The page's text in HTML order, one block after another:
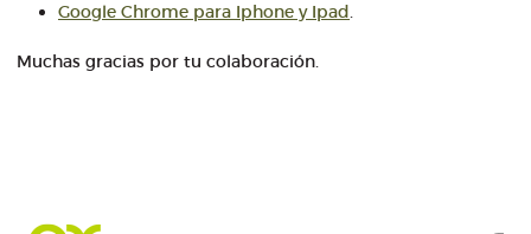
Google Chrome para Iphone y Ipad.
Muchas gracias por tu colaboración.